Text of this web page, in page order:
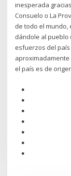
inesperada
Consuelo o La
de todo el mundo,
dándole al pueblo
esfuerzos del
aproximadamente
el país es de